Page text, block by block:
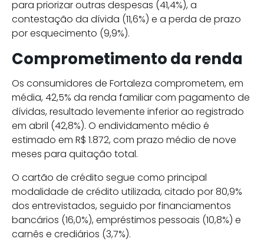
para priorizar outras despesas (41,4%), a
contestação da dívida (11,6%) e a perda de prazo
por esquecimento (9,9%).
Comprometimento da renda
Os consumidores de Fortaleza comprometem, em
média, 42,5% da renda familiar com pagamento de
dívidas, resultado levemente inferior ao registrado
em abril (42,8%). O endividamento médio é
estimado em R$ 1.872, com prazo médio de nove
meses para quitação total.
O cartão de crédito segue como principal
modalidade de crédito utilizada, citado por 80,9%
dos entrevistados, seguido por financiamentos
bancários (16,0%), empréstimos pessoais (10,8%) e
carnês e crediários (3,7%).